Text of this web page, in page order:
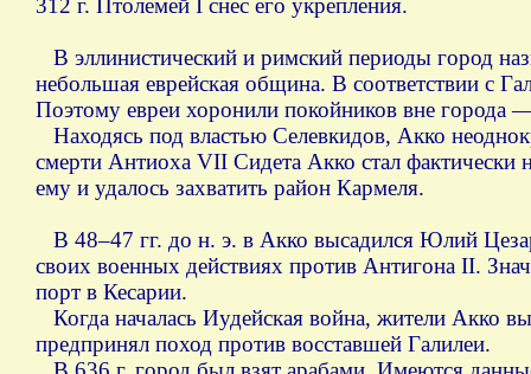
312 г. Птолемей I снес его укрепления.
В эллинистический и римский периоды город
небольшая еврейская община. В соответствии с
Поэтому евреи хоронили покойников вне
Находясь под властью Селевкидов, Акко
смерти Антиоха VII Сидета Акко стал фактически
ему и удалось захватить район Кармеля.
В 48–47 гг. до н. э. в Акко высадился Юлий
своих военных действиях против Антигона II.
порт в Кесарии.
Когда началась Иудейская война, жители Акко
предпринял поход против восставшей Галилеи.